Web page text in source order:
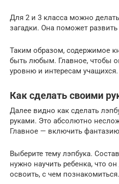
Для 2 и 3 класса можно
загадки. Она поможет
Таким образом, содержимое
быть любым. Главное, чтобы
уровню и интересам учащихся.
Как сделать своими
Далее видно как сделать
руками. Это абсолютно
Главное — включить
Выберите тему лэпбука.
нужно научить ребенка, что
освоить, с чем познакомиться.